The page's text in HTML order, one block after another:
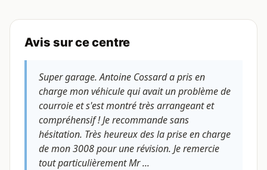
Avis sur ce centre
Super garage. Antoine Cossard a pris en
charge mon véhicule qui avait un problème de
courroie et s'est montré très arrangeant et
compréhensif ! Je recommande sans
hésitation. Très heureux des la prise en charge
de mon 3008 pour une révision. Je remercie
tout particulièrement Mr ...